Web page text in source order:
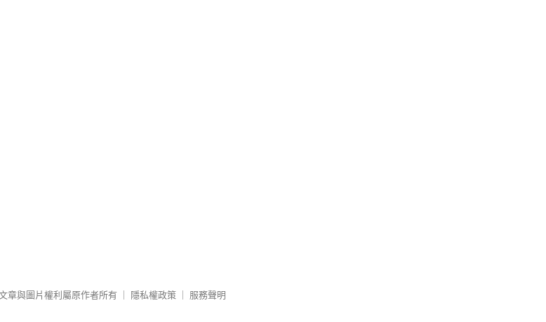
章與圖片權利屬原作者所有 隱私權政策 服務聲明